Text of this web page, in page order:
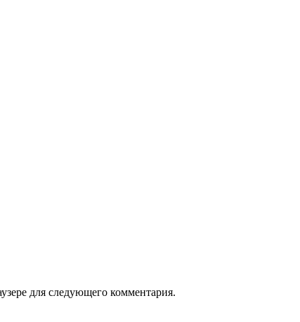
для следующего комментария.